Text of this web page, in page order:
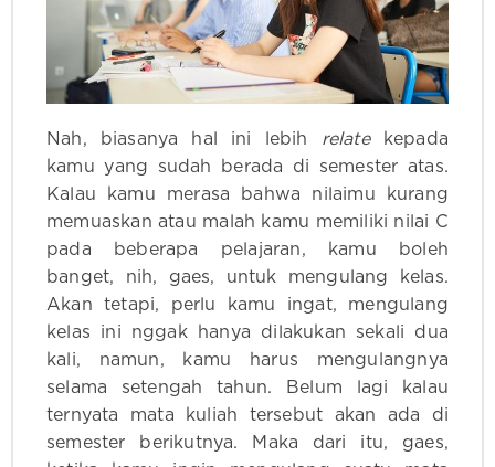
Nah, biasanya hal ini lebih relatekepada
kamu yang sudah berada di semester atas.
Kalau kamu merasa bahwa nilaimu kurang
memuaskan atau malah kamu memiliki nilai C
pada beberapa pelajaran, kamu boleh
banget, nih, gaes, untuk mengulang kelas.
Akan tetapi, perlu kamu ingat, mengulang
kelas ini nggak hanya dilakukan sekali dua
kali, namun, kamu harus mengulangnya
selama setengah tahun. Belum lagi kalau
ternyata mata kuliah tersebut akan ada di
semester berikutnya. Maka dari itu, gaes,